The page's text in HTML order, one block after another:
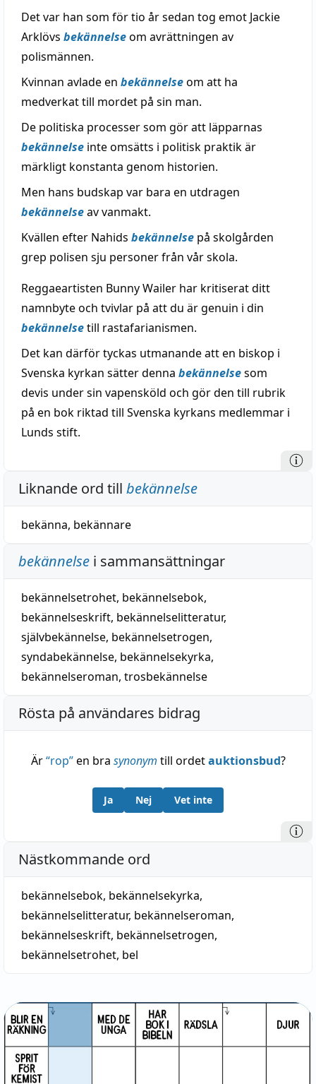
Det var han som för tio år sedan tog emot Jackie
Arklövs bekännelseom avrättningen av
polismännen.
Kvinnan avlade en bekännelseom att ha
medverkat till mordet på sin man.
De politiska processer som gör att läpparnas
bekännelse inte omsätts i politisk praktik är
märkligt konstanta genom historien.
Men hans budskap var bara en utdragen
bekännelseav vanmakt.
Kvällen efter Nahids bekännelse på skolgården
grep polisen sju personer från vår skola.
Reggaeartisten Bunny Wailer har kritiserat ditt
namnbyte och tvivlar på att du är genuin i din
bekännelsetill rastafarianismen.
Det kan därför tyckas utmanande att en biskop i
Svenska kyrkan sätter denna bekännelsesom
devis under sin vapensköld och gör den till rubrik
på en bok riktad till Svenska kyrkans medlemmar i
Lunds stift.
Liknande ord till bekännelse
bekänna, bekännare
bekännelse i sammansättningar
bekännelsetrohet, bekännelsebok,
bekännelseskrift, bekännelselitteratur,
självbekännelse, bekännelsetrogen,
syndabekännelse, bekännelsekyrka,
bekännelseroman, trosbekännelse
Rösta på användares bidrag
Är“rop”en bra synonym till ordetauktionsbud?
Ja Nej Vet inte
Nästkommande ord
bekännelsebok, bekännelsekyrka,
bekännelselitteratur, bekännelseroman,
bekännelseskrift, bekännelsetrogen,
bekännelsetrohet, bel